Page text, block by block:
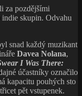
za pozdějšími
indie skupin. Odvahu
snad každý muzikant
Davea Nolana,
I Was There:
účastníky označilo
kapacitu pouhých sto
pět vstupenek.